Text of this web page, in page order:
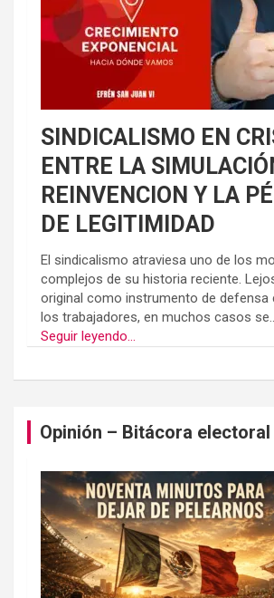
SINDICALISMO EN
ENTRE LA
REINVENCION Y LA
DE LEGITIMIDAD
El sindicalismo atraviesa uno de los
complejos de su historia reciente.
original como instrumento de defensa
los trabajadores, en muchos casos se...
Seguir leyendo...
Opinión – Bitácora electoral